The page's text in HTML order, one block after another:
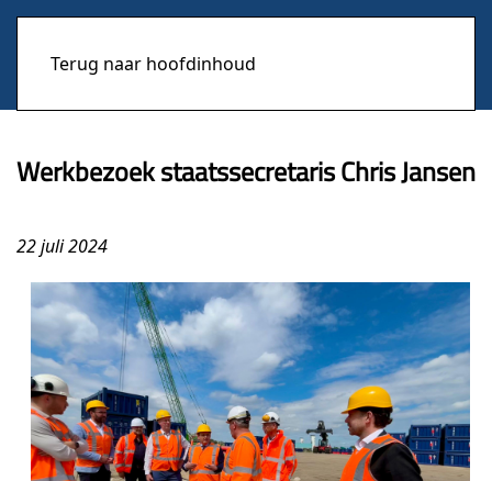
Terug naar hoofdinhoud
Werkbezoek staatssecretaris Chris Jansen
22 juli 2024